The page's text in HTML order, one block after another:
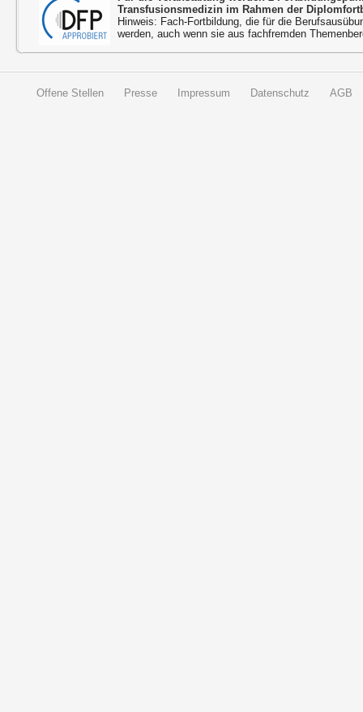
Transfusionsmedizin im Rahmen der
Hinweis: Fach-Fortbildung, die für die
werden, auch wenn sie aus fachfremden
Offene Stellen Presse Impressum Datenschutz AGB